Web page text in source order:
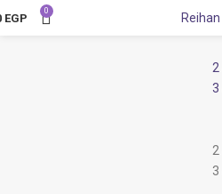
0
EGP